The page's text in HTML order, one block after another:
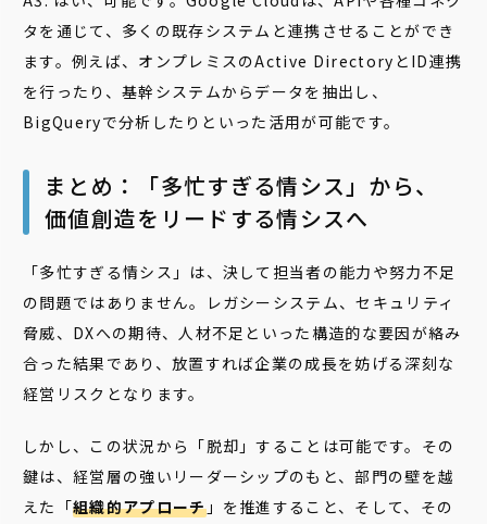
タを通じて、多くの既存システムと連携させることができ
ます。例えば、オンプレミスのActive DirectoryとID連携
を行ったり、基幹システムからデータを抽出し、
BigQueryで分析したりといった活用が可能です。
まとめ：「多忙すぎる情シス」から、
価値創造をリードする情シスへ
「多忙すぎる情シス」は、決して担当者の能力や努力不足
の問題ではありません。レガシーシステム、セキュリティ
脅威、DXへの期待、人材不足といった構造的な要因が絡み
合った結果であり、放置すれば企業の成長を妨げる深刻な
経営リスクとなります。
しかし、この状況から「脱却」することは可能です。その
鍵は、経営層の強いリーダーシップのもと、部門の壁を越
えた「組織的アプローチ」を推進すること、そして、その